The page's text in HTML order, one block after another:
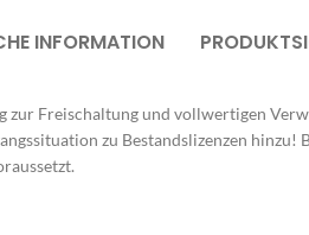
Outdoormöbel
Mülltrennsysteme
Spinde
INFORMATION
Freischaltung und vollwertigen
zu Bestandslizenzen